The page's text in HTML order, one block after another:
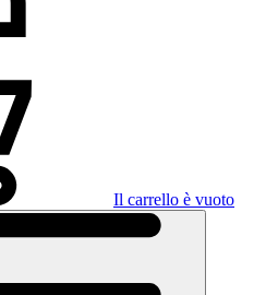
Il carrello è vuoto